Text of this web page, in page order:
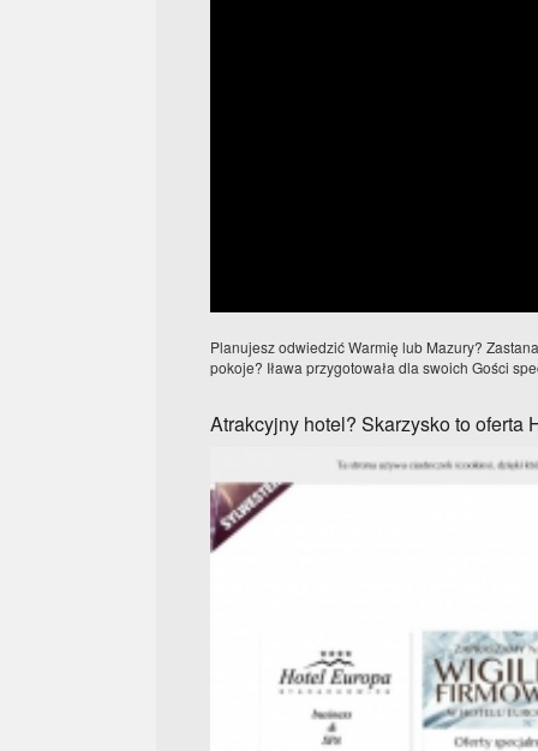
Planujesz odwiedzić Warmię lub Mazury?
pokoje? Iława przygotowała dla swoich Gości
Atrakcyjny hotel? Skarzysko to oferta